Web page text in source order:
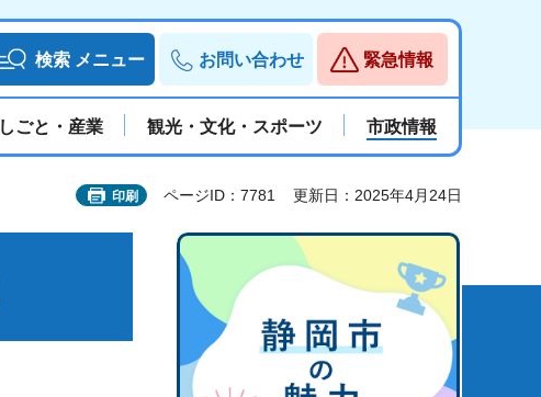
検索 メニュー お問い合わせ 緊急情報
しごと・産業 観光・文化・スポーツ 市政情報
印刷 ページID：7781 更新日：2025年4月24日